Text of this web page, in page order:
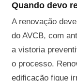
Quando devo
A renovação
do AVCB, com
a vistoria
o processo.
edificação fique